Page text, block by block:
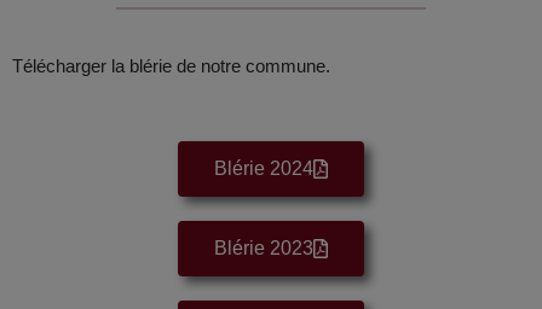
Télécharger la blérie de notre commune.
Blérie 2024
Blérie 2023